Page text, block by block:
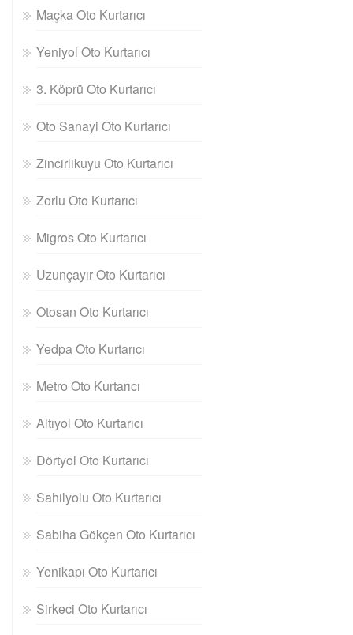
Maçka Oto Kurtarıcı
Yeniyol Oto Kurtarıcı
3. Köprü Oto Kurtarıcı
Oto Sanayi Oto Kurtarıcı
Zincirlikuyu Oto Kurtarıcı
Zorlu Oto Kurtarıcı
Migros Oto Kurtarıcı
Uzunçayır Oto Kurtarıcı
Otosan Oto Kurtarıcı
Yedpa Oto Kurtarıcı
Metro Oto Kurtarıcı
Altıyol Oto Kurtarıcı
Dörtyol Oto Kurtarıcı
Sahilyolu Oto Kurtarıcı
Sabiha Gökçen Oto Kurtarıcı
Yenikapı Oto Kurtarıcı
Sirkeci Oto Kurtarıcı